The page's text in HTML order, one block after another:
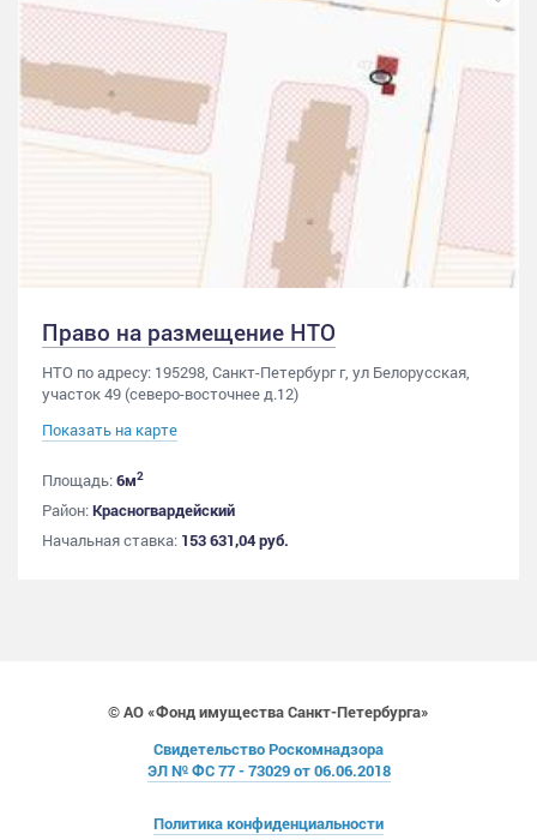
Право на размещение НТО
НТО по адресу: 195298, Санкт-Петербург г, ул Белорусская,
участок 49 (северо-восточнее д.12)
Показать на карте
Площадь:6м2
Район:Красногвардейский
Начальная ставка: 153 631,04 руб.
© АО «Фонд имущества Санкт-Петербурга»
Свидетельство Роскомнадзора
ЭЛ № ФС 77 - 73029 от 06.06.2018
Политика конфиденциальности